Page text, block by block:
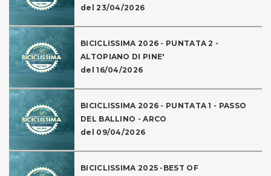
del 23/04/2026
BICICLISSIMA 2026 - PUNTATA 2 -
ALTOPIANO DI PINE'
del 16/04/2026
BICICLISSIMA 2026 - PUNTATA 1 - PASSO
DEL BALLINO - ARCO
del 09/04/2026
BICICLISSIMA 2025 -BEST OF